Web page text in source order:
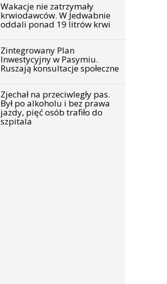
Wakacje nie zatrzymały
krwiodawców. W Jedwabnie
oddali ponad 19 litrów krwi
Zintegrowany Plan
Inwestycyjny w Pasymiu.
Ruszają konsultacje społeczne
Zjechał na przeciwległy pas.
Był po alkoholu i bez prawa
jazdy, pięć osób trafiło do
szpitala